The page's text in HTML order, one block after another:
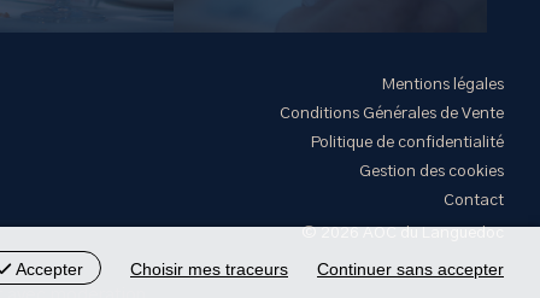
Mentions légales
Conditions Générales de Vente
Politique de confidentialité
Gestion des cookies
Contact
Accepter Choisir mes traceurs Continuer sans accepter